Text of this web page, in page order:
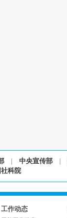
中央宣传部
科院
工作动态